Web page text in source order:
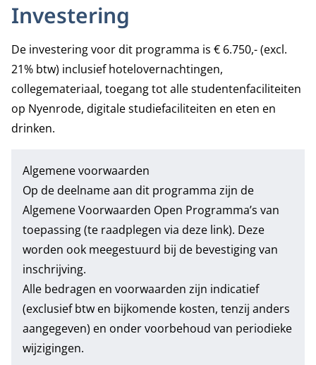
Investering
De investering voor dit programma is € 6.750,- (excl.
21% btw) inclusief hotelovernachtingen,
collegemateriaal, toegang tot alle studentenfaciliteiten
op Nyenrode, digitale studiefaciliteiten en eten en
drinken.
Algemene voorwaarden
Op de deelname aan dit programma zijn de
Algemene Voorwaarden Open Programma’s van
toepassing (te raadplegen via deze link). Deze
worden ook meegestuurd bij de bevestiging van
inschrijving.
Alle bedragen en voorwaarden zijn indicatief
(exclusief btw en bijkomende kosten, tenzij anders
aangegeven) en onder voorbehoud van periodieke
wijzigingen.